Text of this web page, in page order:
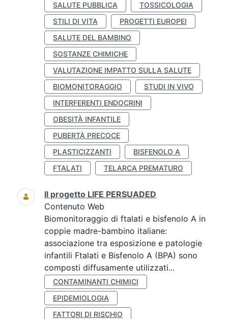
SALUTE PUBBLICA
TOSSICOLOGIA
STILI DI VITA
PROGETTI EUROPEI
SALUTE DEL BAMBINO
SOSTANZE CHIMICHE
VALUTAZIONE IMPATTO SULLA SALUTE
BIOMONITORAGGIO
STUDI IN VIVO
INTERFERENTI ENDOCRINI
OBESITÀ INFANTILE
PUBERTÀ PRECOCE
PLASTICIZZANTI
BISFENOLO A
FTALATI
TELARCA PREMATURO
Il progetto LIFE PERSUADED
Contenuto Web
Biomonitoraggio di ftalati e bisfenolo A in
coppie madre-bambino italiane:
associazione tra esposizione e patologie
infantili Ftalati e Bisfenolo A (BPA) sono
composti diffusamente utilizzati...
CONTAMINANTI CHIMICI
EPIDEMIOLOGIA
FATTORI DI RISCHIO